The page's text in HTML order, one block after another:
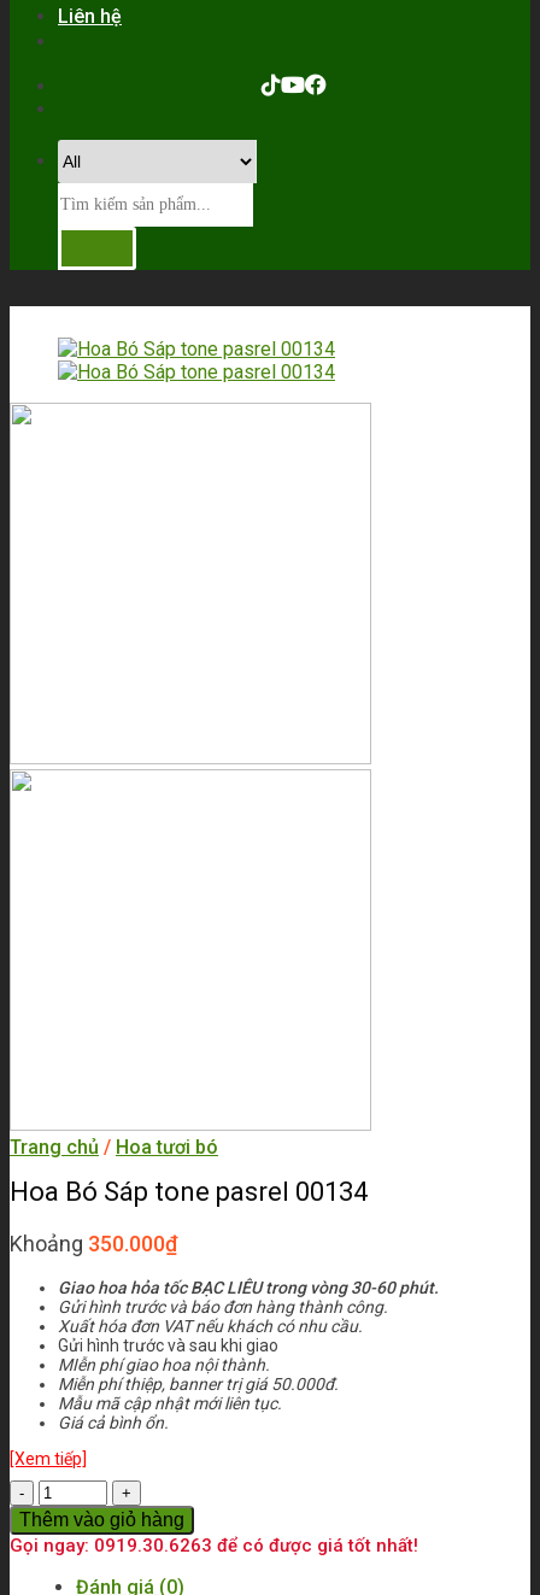
Liên hệ
Trang chủ / Hoa tươi bó
Hoa Bó Sáp tone pasrel 00134
Khoảng 350.000₫
Giao hoa hỏa tốc BẠC LIÊU trong vòng 30-60 phút.
Gửi hình trước và báo đơn hàng thành công.
Xuất hóa đơn VAT nếu khách có nhu cầu.
Gửi hình trước và sau khi giao
MIễn phí giao hoa nội thành.
Miễn phí thiệp, banner trị giá 50.000đ.
Mẫu mã cập nhật mới liên tục.
Giá cả bình ổn.
[Xem tiếp]
Số
lượng
Thêm vào giỏ hàng
Gọi ngay: 0919.30.6263 để có được giá tốt nhất!
Đánh giá (0)